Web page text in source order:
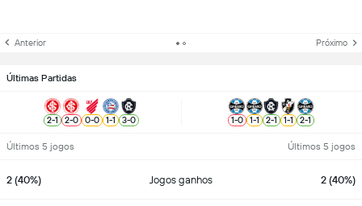
Anterior Próximo
Últimas Partidas
2-1 2-0 0-0 1-1 3-0 1-0 1-1 2-1 1-1 2-1
Últimos 5 jogos Últimos 5 jogos
2 (40%) Jogos ganhos 2 (40%)